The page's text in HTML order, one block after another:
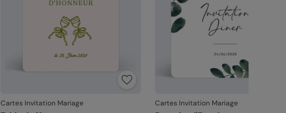
Cartes Invitation Mariage Cartes Invitation Mariage